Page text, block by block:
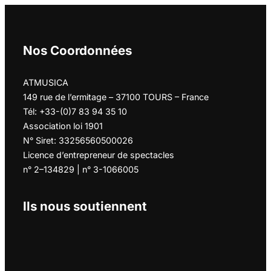
Nos Coordonnées
ATMUSICA
149 rue de l’ermitage – 37100 TOURS – France
Tél: +33-(0)7 83 94 35 10
Association loi 1901
N° Siret: 33256560500026
Licence d’entrepreneur de spectacles
n° 2–134829 | n° 3-1066005
Ils nous soutiennent